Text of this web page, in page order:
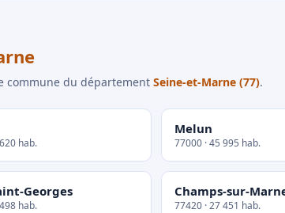
commune du département Seine-et-Marne (77).
hab.
Melun
77000 · 45 995 hab.
Georges
hab.
Champs-sur-
77420 · 27 451 hab.